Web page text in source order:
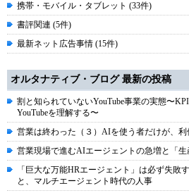
携帯・モバイル・タブレット (33件)
書評関連 (5件)
最新ネット広告事情 (15件)
オルタナティブ・ブログ 最新の投稿
割と知られていないYouTube事業の実態〜
YouTubeを理解する〜
営業は終わった（３）AIを使う者だけが、利
営業現場で進むAIエージェントの急増と「
「巨大な万能HRエージェント」は必ず失敗
と、マルチエージェント時代の人事